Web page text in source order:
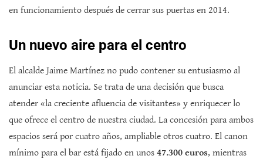
en funcionamiento después de cerrar sus puertas en 2014.
Un nuevo aire para el centro
El alcalde Jaime Martínez no pudo contener su entusiasmo al
anunciar esta noticia. Se trata de una decisión que busca
atender «la creciente afluencia de visitantes» y enriquecer lo
que ofrece el centro de nuestra ciudad. La concesión para ambos
espacios será por cuatro años, ampliable otros cuatro. El canon
mínimo para el bar está fijado en unos 47.300 euros, mientras